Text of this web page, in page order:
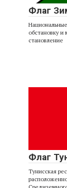
Флаг
обстановку и
становление
Флаг
Тунисская